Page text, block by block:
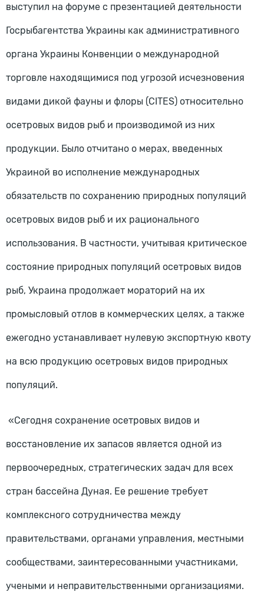
выступил на форуме с презентацией деятельности
Госрыбагентства Украины как административного
органа Украины Конвенции о международной
торговле находящимися под угрозой исчезновения
видами дикой фауны и флоры (CITES) относительно
осетровых видов рыб и производимой из них
продукции. Было отчитано о мерах, введенных
Украиной во исполнение международных
обязательств по сохранению природных популяций
осетровых видов рыб и их рационального
использования. В частности, учитывая критическое
состояние природных популяций осетровых видов
рыб, Украина продолжает мораторий на их
промысловый отлов в коммерческих целях, а также
ежегодно устанавливает нулевую экспортную квоту
на всю продукцию осетровых видов природных
популяций.
«Сегодня сохранение осетровых видов и
восстановление их запасов является одной из
первоочередных, стратегических задач для всех
стран бассейна Дуная. Ее решение требует
комплексного сотрудничества между
правительствами, органами управления, местными
сообществами, заинтересованными участниками,
учеными и неправительственными организациями.